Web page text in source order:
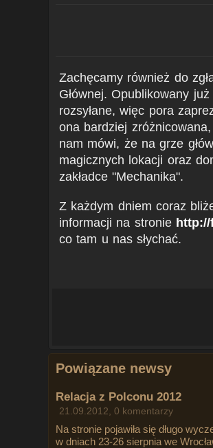
Zachęcamy również do
Głównej. Opublikowany
rozsyłane, więc pora
ona bardziej
nam mówi, że na grze
magicznych lokacji oraz
zakładce "Mechanika".
Z każdym dniem coraz
informacji na stronie
co tam u nas słychać.
Powiązane newsy
Relacja z Polconu 2012
21.09.2012, 0 komentarzy
Na stronie pojawiła się długo
w dniach 23-26 sierpnia we